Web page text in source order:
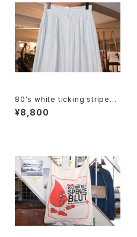
80's white ticking striped
cotton flared Skirt
¥8,800